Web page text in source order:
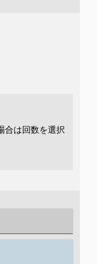
合は回数を選択